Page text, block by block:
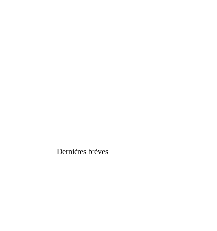
Dernières brèves